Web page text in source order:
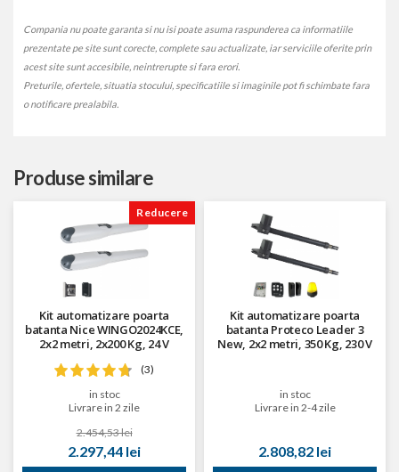
Compania nu poate garanta si nu isi poate asuma raspunderea ca informatiile
prezentate pe site sunt corecte, complete sau actualizate, iar serviciile oferite prin
acest site sunt accesibile, neintrerupte si fara erori.
Preturile, ofertele, situatia stocului, specificatiile si imaginile pot fi schimbate fara
o notificare prealabila.
Produse similare
Reducere
Kit automatizare poarta
batanta Nice WINGO2024KCE,
2x2 metri, 2x200 Kg, 24 V
(3)
in stoc
Livrare in 2 zile
2.454,53 lei
2.297,44 lei
Kit automatizare poarta
batanta Proteco Leader 3
New, 2x2 metri, 350 Kg, 230 V
in stoc
Livrare in 2-4 zile
2.808,82 lei